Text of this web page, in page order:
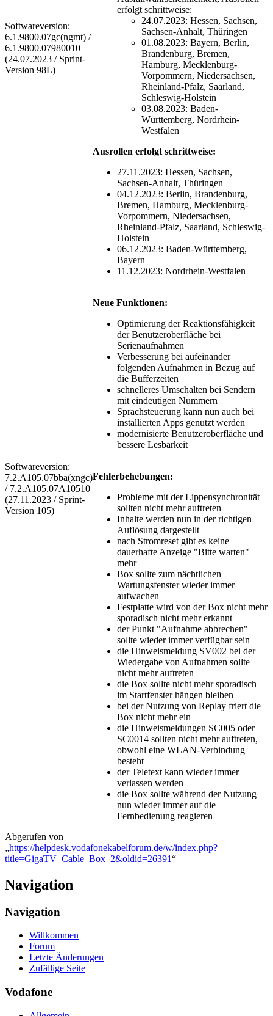
Softwareversion:
6.1.9800.07gc(ngmt) /
6.1.9800.07980010
(24.07.2023 / Sprint-
Version 98L)
erfolgt schrittweise:
24.07.2023: Hessen, Sachsen,
Sachsen-Anhalt, Thüringen
01.08.2023: Bayern, Berlin,
Brandenburg, Bremen,
Hamburg, Mecklenburg-
Vorpommern, Niedersachsen,
Rheinland-Pfalz, Saarland,
Schleswig-Holstein
03.08.2023: Baden-
Württemberg, Nordrhein-
Westfalen
Softwareversion:
7.2.A105.07bba(xngc)
/ 7.2.A105.07A10510
(27.11.2023 / Sprint-
Version 105)
Ausrollen erfolgt schrittweise:
27.11.2023: Hessen, Sachsen,
Sachsen-Anhalt, Thüringen
04.12.2023: Berlin, Brandenburg,
Bremen, Hamburg, Mecklenburg-
Vorpommern, Niedersachsen,
Rheinland-Pfalz, Saarland, Schleswig-
Holstein
06.12.2023: Baden-Württemberg,
Bayern
11.12.2023: Nordrhein-Westfalen
Neue Funktionen:
Optimierung der Reaktionsfähigkeit
der Benutzeroberfläche bei
Serienaufnahmen
Verbesserung bei aufeinander
folgenden Aufnahmen in Bezug auf
die Bufferzeiten
schnelleres Umschalten bei Sendern
mit eindeutigen Nummern
Sprachsteuerung kann nun auch bei
installierten Apps genutzt werden
modernisierte Benutzeroberfläche und
bessere Lesbarkeit
Fehlerbehebungen:
Probleme mit der Lippensynchronität
sollten nicht mehr auftreten
Inhalte werden nun in der richtigen
Auflösung dargestellt
nach Stromreset gibt es keine
dauerhafte Anzeige "Bitte warten"
mehr
Box sollte zum nächtlichen
Wartungsfenster wieder immer
aufwachen
Festplatte wird von der Box nicht mehr
sporadisch nicht mehr erkannt
der Punkt "Aufnahme abbrechen"
sollte wieder immer verfügbar sein
die Hinweismeldung SV002 bei der
Wiedergabe von Aufnahmen sollte
nicht mehr auftreten
die Box sollte nicht mehr sporadisch
im Startfenster hängen bleiben
bei der Nutzung von Replay friert die
Box nicht mehr ein
die Hinweismeldungen SC005 oder
SC0014 sollten nicht mehr auftreten,
obwohl eine WLAN-Verbindung
besteht
der Teletext kann wieder immer
verlassen werden
die Box sollte während der Nutzung
nun wieder immer auf die
Fernbedienung reagieren
Abgerufen von
„https://helpdesk.vodafonekabelforum.de/w/index.php?
title=GigaTV_Cable_Box_2&oldid=26391“
Navigation
Navigation
Willkommen
Forum
Letzte Änderungen
Zufällige Seite
Vodafone